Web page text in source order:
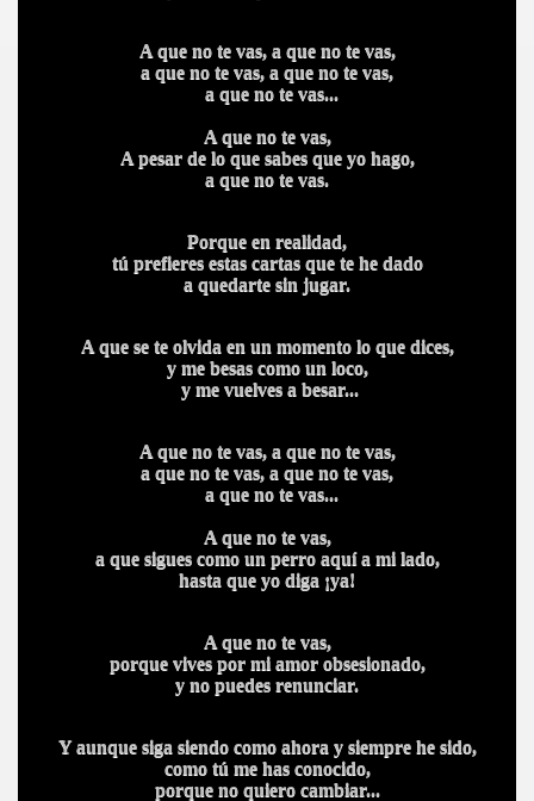
A que no te vas, a que no te vas,
a que no te vas, a que no te vas,
a que no te vas...
A que no te vas,
A pesar de lo que sabes que yo hago,
a que no te vas.
Porque en realidad,
tú prefieres estas cartas que te he dado
a quedarte sin jugar.
A que se te olvida en un momento lo que dices,
y me besas como un loco,
y me vuelves a besar...
A que no te vas, a que no te vas,
a que no te vas, a que no te vas,
a que no te vas...
A que no te vas,
a que sigues como un perro aquí a mi lado,
hasta que yo diga ¡ya!
A que no te vas,
porque vives por mi amor obsesionado,
y no puedes renunciar.
Y aunque siga siendo como ahora y siempre he sido,
como tú me has conocido,
porque no quiero cambiar...